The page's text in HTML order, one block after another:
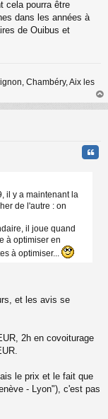
cela pourra être
dans les années à
de Ouibus et
Chambéry, Aix les
au
il y a maintenant la
de l'autre : on
il joue quand
à optimiser en
à optimiser...
et les avis se
2h en covoiturage
le prix et le fait que
- Lyon"), c'est pas